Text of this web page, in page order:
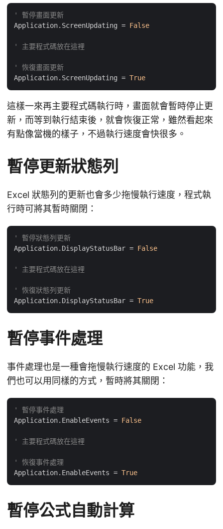
' 暫停畫面更新
Application.ScreenUpdating = False
' 主要程式碼放在這裡
' 恢復畫面更新
Application.ScreenUpdating = True
這樣一來再主要程式碼執行時，畫面就會暫時停止更
新，而等到執行結束後，就會恢復正常，雖然看起來
有點像當機的樣子，不過執行速度會快很多。
暫停更新狀態列
Excel 狀態列的更新也會多少拖慢執行速度，程式執
行時可將其暫時關閉：
' 暫停狀態列更新
Application.DisplayStatusBar = False
' 主要程式碼放在這裡
' 恢復狀態列更新
Application.DisplayStatusBar = True
暫停事件處理
事件處理也是一種會拖慢執行速度的 Excel 功能，我
們也可以用同樣的方式，暫時將其關閉：
' 暫停事件處理
Application.EnableEvents = False
' 主要程式碼放在這裡
' 恢復事件處理
Application.EnableEvents = True
暫停公式自動計算